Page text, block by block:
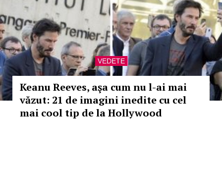
VEDETE
Keanu Reeves, aşa cum nu l-ai mai
văzut: 21 de imagini inedite cu cel
mai cool tip de la Hollywood